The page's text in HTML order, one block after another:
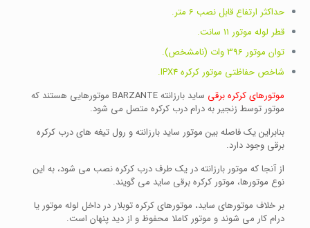
حداکثر ارتفاع قابل نصب 6 متر.
قطر لوله موتور 11 سانت.
توان موتور 396 وات (نامشخص).
شاخص حفاظتی موتور کرکره IPX4.
موتورهای کرکره برقی
ساید بارزانته BARZANTE موتورهایی هستند که
موتور توسط زنجیر به درام درب کرکره متصل می شود.
بنابراین یک فاصله بین موتور ساید بارزانته و رول تیغه های درب کرکره
برقی وجود دارد.
از آنجا که موتور بارزانته در یک طرف درب کرکره نصب می شود، به این
نوع موتورها، موتور کرکره برقی ساید می گویند.
بر خلاف موتورهای ساید، موتورهای کرکره توبلار در داخل لوله موتور یا
درام کار می شوند و موتور کاملا محفوظ و از دید پنهان است.